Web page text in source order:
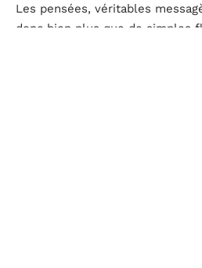
Les pensées, véritables
donc bien plus que de simples